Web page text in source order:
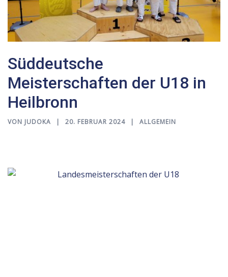
Süddeutsche
Meisterschaften der U18 in
Heilbronn
VON JUDOKA 20. FEBRUAR 2024 ALLGEMEIN